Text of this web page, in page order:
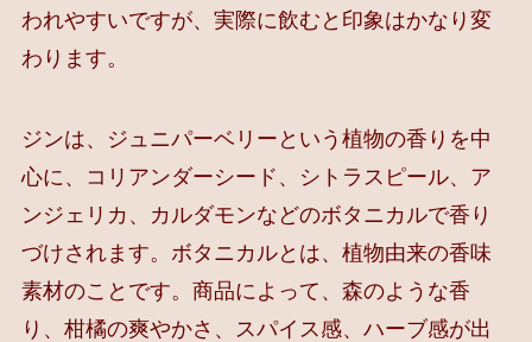
われやすいですが、実際に飲むと印象はかなり変
わります。
ジンは、ジュニパーベリーという植物の香りを中
心に、コリアンダーシード、シトラスピール、ア
ンジェリカ、カルダモンなどのボタニカルで香り
づけされます。ボタニカルとは、植物由来の香味
素材のことです。商品によって、森のような香
り、柑橘の爽やかさ、スパイス感、ハーブ感が出